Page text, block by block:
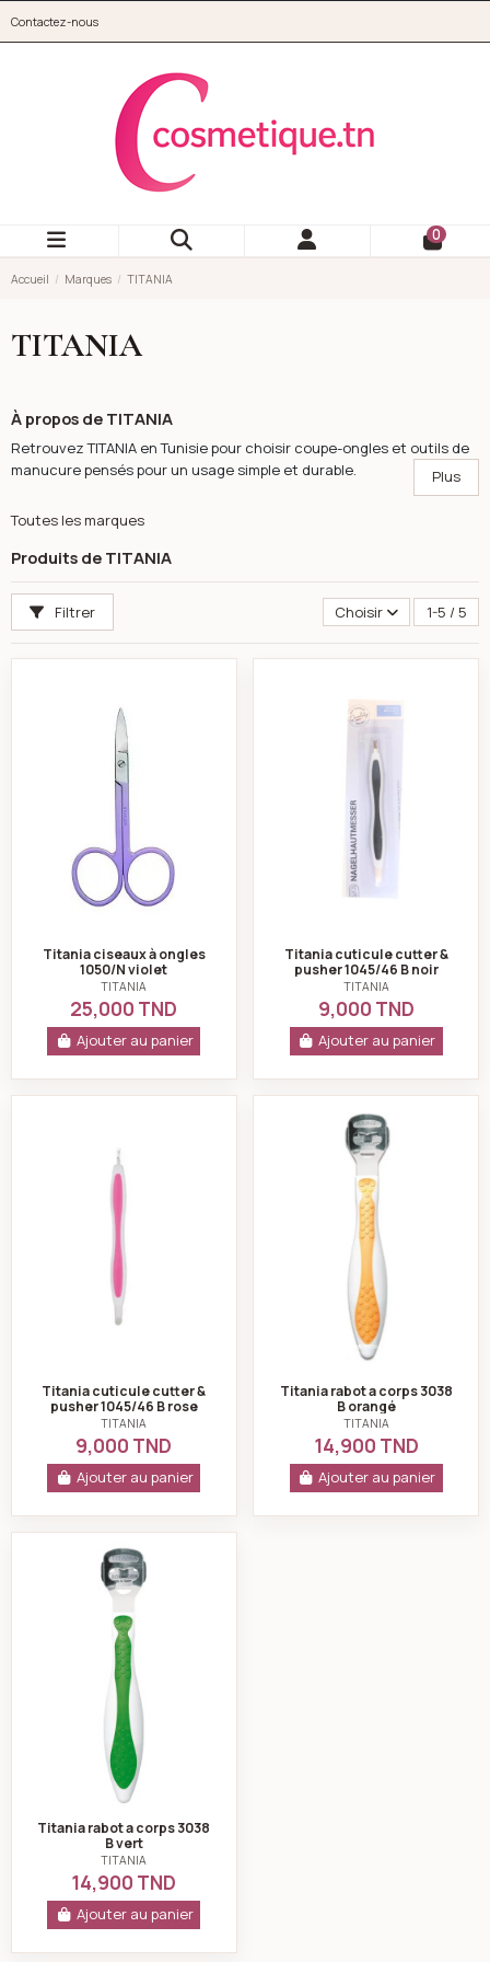
Contactez-nous
0
Accueil Marques TITANIA
TITANIA
À propos de TITANIA
Retrouvez TITANIA en Tunisie pour choisir coupe-ongles et outils de
manucure pensés pour un usage simple et durable.
Plus
Toutes les marques
Produits de TITANIA
Filtrer Choisir 1-5 / 5
Titania ciseaux à ongles
1050/N violet
TITANIA
25,000 TND
Ajouter au panier
Titania cuticule cutter &
pusher 1045/46 B noir
TITANIA
9,000 TND
Ajouter au panier
Titania cuticule cutter & pusher 1045/46 B rose
Titania cuticule cutter &
pusher 1045/46 B rose
TITANIA
9,000 TND
Ajouter au panier
Titania rabot a
Titania rabot a corps 3038
B orangé
TITANIA
14,900 TND
Ajouter au panier
Titania rabot a corps 3038 B vert
Titania rabot a corps 3038
B vert
TITANIA
14,900 TND
Ajouter au panier